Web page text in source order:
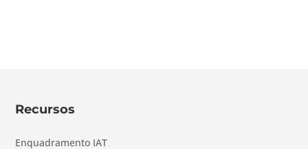
Recursos
Enquadramento IAT